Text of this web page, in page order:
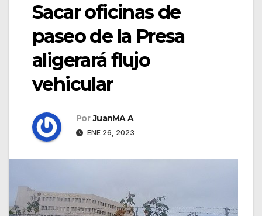
Sacar oficinas de
paseo de la Presa
aligerará flujo
vehicular
Por JuanMA A
ENE 26, 2023